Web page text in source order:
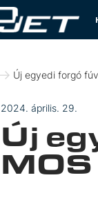
Új egyedi forgó
2024. április. 29.
Új